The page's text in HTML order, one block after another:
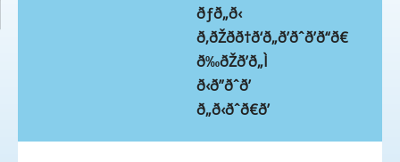
ðƒð„ð‹
ð‚ðŽðð†ð‘ð„ð’ðˆð’ð“ð€
ð‰ðŽð’ð„Ì
ð‹ð”ðˆð’
ð„ð‹ðˆð€ð’